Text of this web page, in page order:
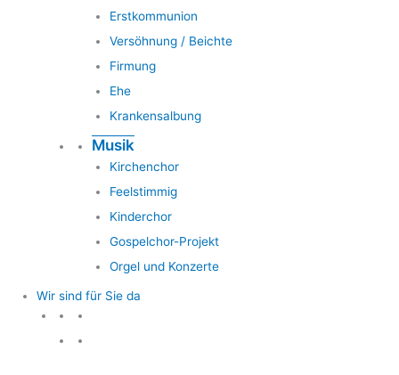
Erstkommunion
Versöhnung / Beichte
Firmung
Ehe
Krankensalbung
Musik
Kirchenchor
Feelstimmig
Kinderchor
Gospelchor-Projekt
Orgel und Konzerte
Wir sind für Sie da